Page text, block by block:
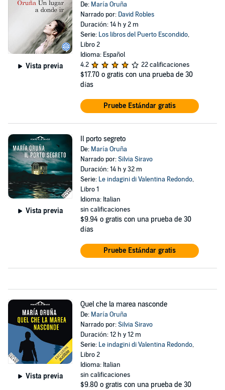
Vista previa
De: María Oruña
Narrado por: David Robles
Duración: 14 h y 2 m
Serie: Los libros del Puerto Escondido,
Libro 2
Idioma: Español
4.2
22 calificaciones
$17.70 o gratis con una prueba de 30
días
Pruebe Estándar gratis
Vista previa
Il porto segreto
De: María Oruña
Narrado por:Silvia Siravo
Duración: 14 h y 32 m
Serie: Le indagini di Valentina Redondo,
Libro 1
Idioma: Italian
sin calificaciones
$9.94 o gratis con una prueba de 30
días
Pruebe Estándar gratis
Vista previa
Quel che la marea nasconde
De: María Oruña
Narrado por:Silvia Siravo
Duración: 12 h y 12 m
Serie: Le indagini di Valentina Redondo,
Libro 2
Idioma: Italian
sin calificaciones
$9.80 o gratis con una prueba de 30